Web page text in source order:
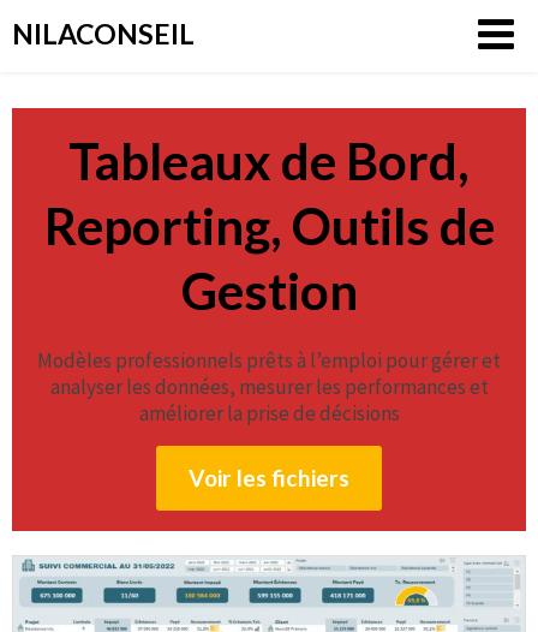
auNILACONSEIL
Tableaux de Bord,
Reporting, Outils de
Gestion
Modèles professionnels prêts à l’emploi pour gérer et
analyser les données, mesurer les performances et
améliorer la prise de décisions
Voir les fichiers